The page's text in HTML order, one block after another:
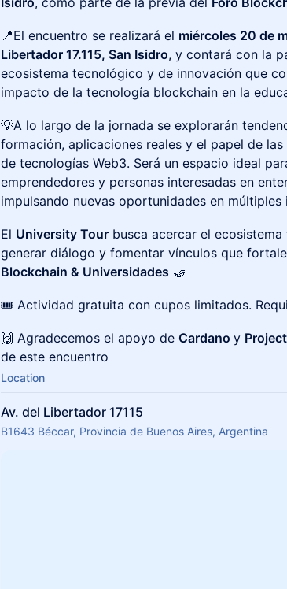
📍El encuentro se realizará el miércoles 20 de
Libertador 17.115, San Isidro, y contará con la
ecosistema tecnológico y de innovación que
impacto de la tecnología blockchain en la
💡A lo largo de la jornada se explorarán
formación, aplicaciones reales y el papel de
de tecnologías Web3. Será un espacio ideal
emprendedores y personas interesadas en
impulsando nuevas oportunidades en múltiples
El University Tour busca acercar el
generar diálogo y fomentar vínculos que
Blockchain & Universidades 🤝
🎟️ Actividad gratuita con cupos limitados.
🙌 Agradecemos el apoyo de Cardano y
de este encuentro
Location
Av. del Libertador 17115
B1643 Béccar, Provincia de Buenos Aires, Argentina